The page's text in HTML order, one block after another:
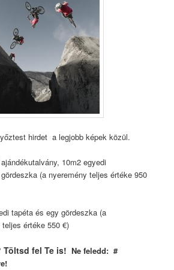
hirdet a legjobb képek közül.
10m2 egyedi
(a nyeremény teljes értéke 950
tapéta és egy gördeszka (a
értéke 550 €)
Töltsd fel Te is!Ne feledd: #